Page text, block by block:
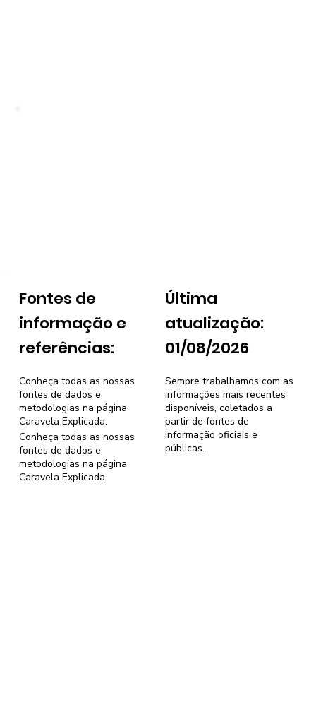
Fontes de
informação e
referências:
Última
atualização:
01/08/2026
Sempre trabalhamos com as
informações mais recentes
disponíveis, coletados a
partir de fontes de
informação oficiais e
públicas.
Conheça todas as nossas
fontes de dados e
metodologias na página
Caravela Explicada.
Conheça todas as nossas
fontes de dados e
metodologias na página
Caravela Explicada.